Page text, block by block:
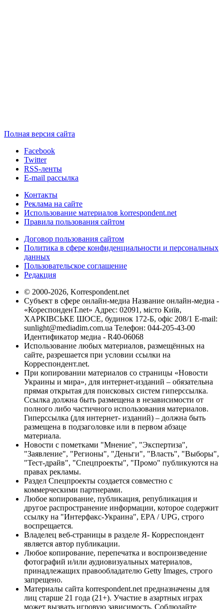
Полная версия сайта
Facebook
Twitter
RSS-ленты
E-mail рассылка
Контакты
Реклама на сайте
Использование материалов korrespondent.net
Правила пользования сайтом
Договор пользования сайтом
Политика в сфере конфиденциальности и персональных
данных
Пользовательское соглашение
Редакция
© 2000-2026, Korrespondent.net
Субъект в сфере онлайн-медиа Название онлайн-медиа -
«КореспонденТ.net» Адрес: 02091, місто Київ,
ХАРКІВСЬКЕ ШОСЕ, будинок 172-Б, офіс 208/1 E-mail:
sunlight@mediadim.com.ua Телефон: 044-205-43-00
Идентификатор медиа - R40-06068
Использование любых материалов, размещённых на
сайте, разрешается при условии ссылки на
Корреспондент.net.
При копировании материалов со страницы «Новости
Украины и мира», для интернет-изданий – обязательна
прямая открытая для поисковых систем гиперссылка.
Ссылка должна быть размещена в независимости от
полного либо частичного использования материалов.
Гиперссылка (для интернет- изданий) – должна быть
размещена в подзаголовке или в первом абзаце
материала.
Новости с пометками "Мнение", "Экспертиза",
"Заявление", "Регионы", "Деньги", "Власть", "Выборы",
"Тест-драйв", "Спецпроекты", "Промо" публикуются на
правах рекламы.
Раздел Спецпроекты создается совместно с
коммерческими партнерами.
Любое копирование, публикация, републикация и
другое распространение информации, которое содержит
ссылку на "Интерфакс-Украина", EPA / UPG, строго
воспрещается.
Владелец веб-страницы в разделе Я- Корреспондент
является автор публикации.
Любое копирование, перепечатка и воспроизведение
фотографий и/или аудиовизуальных материалов,
принадлежащих правообладателю Getty Images, строго
запрещено.
Материалы сайта korrespondent.net предназначены для
лиц старше 21 года (21+). Участие в азартных играх
может вызвать игровую зависимость. Соблюдайте